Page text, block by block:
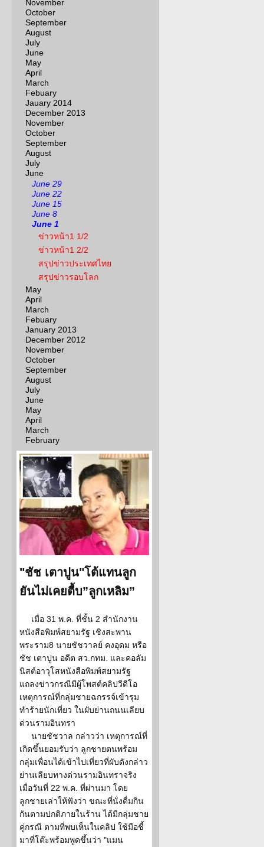
November
October
September
August
July
June
May
April
March
Febuary
Jauary 2014
December 2013
November
October
September
August
July
June
June 29
June 22
June 15
June 8
June 1
ข่าวหน้า1 1/2
ข่าวหน้า1 2/2
สรุปข่าวประเทศไทย
สรุปข่าวรอบโลก
May
April
March
Febuary
January 2013
December 2012
November
October
September
August
July
June
May
April
March
February
"ชัช เตาปูน"โต้แทนลูก
ยันไม่เคยตื้บ”ลูกเหลิม”
เมื่อ 31 พ.ค. ที่ชั้น 2 สำนักงาน
หนังสือพิมพ์สยามรัฐ เชิงสะพาน
พระราม8 นายชัชวาลย์ คงอุดม หรือ
ชัช เตาปูน อดีต สว.กทม. และคอลัม
นิสต์อาวุโสหนังสือพิมพ์สยามรัฐ
แถลงข่าวกรณีมีผู้โพสต์คลิปวีดีโอ
เหตุการณ์ที่กลุ่มชายฉกรรจ์เข้ารุม
ทำร้ายนักเที่ยว ในผับย่านถนนเลียบ
ด่วนรามอินทรา
นายชัชวาล กล่าวว่า เหตุการณ์ที่
เกิดขึ้นยอมรับว่า ลูกชายตนพร้อม
กลุ่มเพื่อนได้เข้าไปเที่ยวที่ผับดังกล่าว
ย่านเลียบทางด่วนรามอินทราจริง
เมื่อวันที่ 22 พ.ค. ที่ผ่านมา โดย
ลูกชายเล่าให้ฟังว่า ขณะที่นั่งดื่มกิน
กันตามปกติภายในร้าน ได้มีกลุ่มชาย
คู่กรณี ตามที่พบเห็นในคลิป ใช้มือชี้
มาที่โต๊ะพร้อมพูดขึ้นว่า "แมน